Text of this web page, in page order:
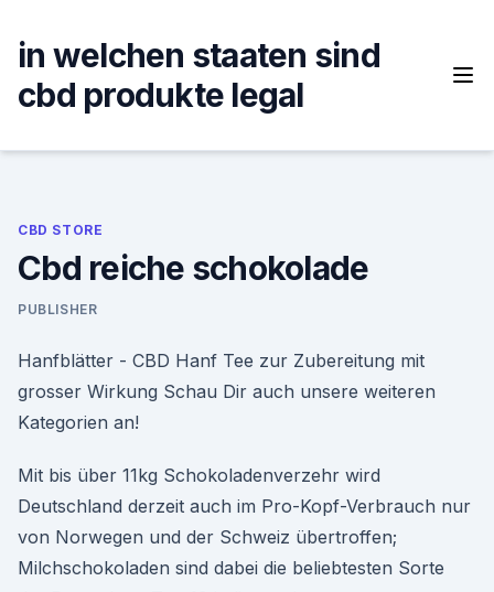
content
in welchen staaten sind
cbd produkte legal
CBD STORE
Cbd reiche schokolade
PUBLISHER
Hanfblätter - CBD Hanf Tee zur Zubereitung mit
grosser Wirkung Schau Dir auch unsere weiteren
Kategorien an!
Mit bis über 11kg Schokoladenverzehr wird
Deutschland derzeit auch im Pro-Kopf-Verbrauch nur
von Norwegen und der Schweiz übertroffen;
Milchschokoladen sind dabei die beliebtesten Sorte